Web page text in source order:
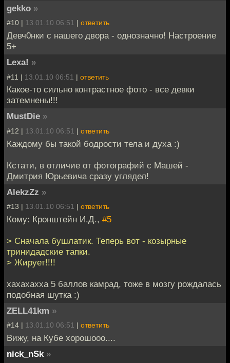
gekko »
#10 | 13.01.10 06:51 | ответить
Девч0нки с нашего двора - однозначно! Настроение
5+
Lexa! »
#11 | 13.01.10 06:51 | ответить
Какое-то сильно контрастное фото - все девки
затемнены!!!
MustDie »
#12 | 13.01.10 06:51 | ответить
Каждому бы такой бодрости тела и духа :)
Кстати, в отличие от фотографий с Машей -
Дмитрия Юрьевича сразу углядел!
AlekzZz »
#13 | 13.01.10 06:51 | ответить
Кому: Кронштейн И.Д., #5
> Сначала бушлатик. Теперь вот - козырные
тринидадские тапки.
> Жирует!!!!
хахахахха 5 баллов камрад, тоже в мозгу рождалась
подобная шутка :)
ZELL41km »
#14 | 13.01.10 06:51 | ответить
Вижу, на Кубе хорошооо....
nick_nSk »